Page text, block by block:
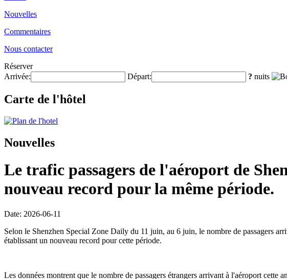
Nouvelles
Commentaires
Nous contacter
Réserver
Arrivée:
Départ: ? nuits
Carte de l'hôtel
Nouvelles
Le trafic passagers de l'aéroport de
nouveau record pour la même période.
Date: 2026-06-11
Selon le Shenzhen Special Zone Daily du 11 juin, au 6 juin, le nombre de passagers
établissant un nouveau record pour cette période.
Les données montrent que le nombre de passagers étrangers arrivant à l'aéroport cette